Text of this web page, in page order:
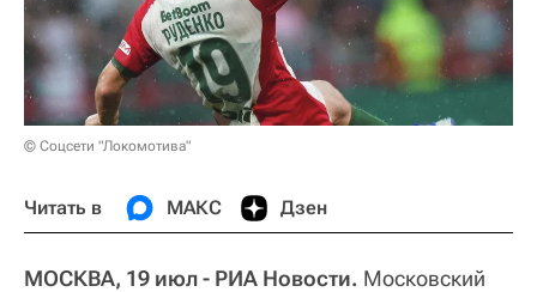
© Соцсети "Локомотива"
Читать в МАКС Дзен
МОСКВА, 19 июл - РИА Новости. Московский